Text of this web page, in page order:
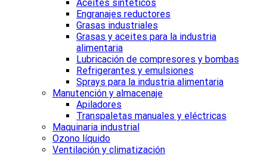
Aceites sintéticos
Engranajes reductores
Grasas industriales
Grasas y aceites para la industria
alimentaria
Lubricación de compresores y bombas
Refrigerantes y emulsiones
Sprays para la industria alimentaria
Manutención y almacenaje
Apiladores
Transpaletas manuales y eléctricas
Maquinaria industrial
Ozono líquido
Ventilación y climatización